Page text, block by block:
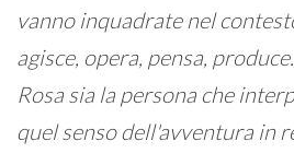
vanno inquadrate nel
agisce, opera, pensa,
Rosa sia la persona che
quel senso dell'avventura in